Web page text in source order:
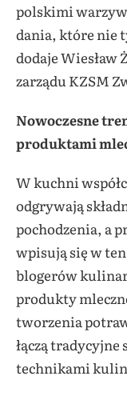
polskimi
dania, które nie
dodaje Wiesław
zarządu KZSM
Nowoczesne
produktami
W kuchni
odgrywają
pochodzenia, a
wpisują się w
blogerów
produkty
tworzenia
łączą
technikami